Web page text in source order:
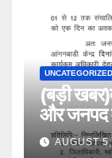
UNCATEGORIZED
(बड़ी
और जनपद
AUGUST